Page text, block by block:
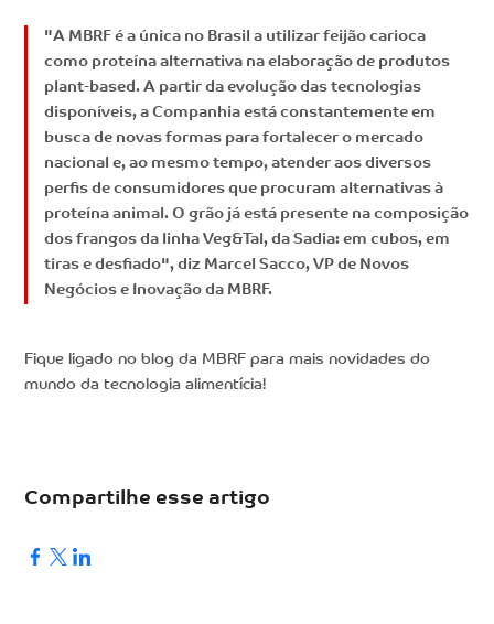
"A MBRF é a única no Brasil a utilizar feijão carioca
como proteína alternativa na elaboração de produtos
plant-based. A partir da evolução das tecnologias
disponíveis, a Companhia está constantemente em
busca de novas formas para fortalecer o mercado
nacional e, ao mesmo tempo, atender aos diversos
perfis de consumidores que procuram alternativas à
proteína animal. O grão já está presente na composição
dos frangos da linha Veg&Tal, da Sadia: em cubos, em
tiras e desfiado", diz Marcel Sacco, VP de Novos
Negócios e Inovação da MBRF.
Fique ligado no blog da MBRF para mais novidades do
mundo da tecnologia alimentícia!
Compartilhe esse artigo